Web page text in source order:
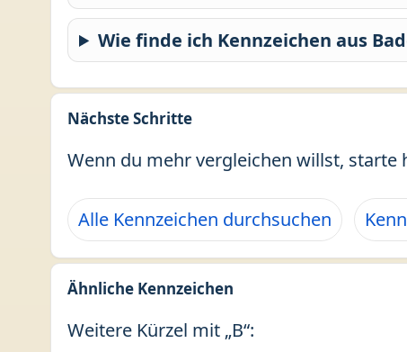
Wie finde ich Kennzeichen aus
Nächste Schritte
Wenn du mehr vergleichen willst, starte
Alle Kennzeichen durchsuchen
Ähnliche Kennzeichen
Weitere Kürzel mit „B“: